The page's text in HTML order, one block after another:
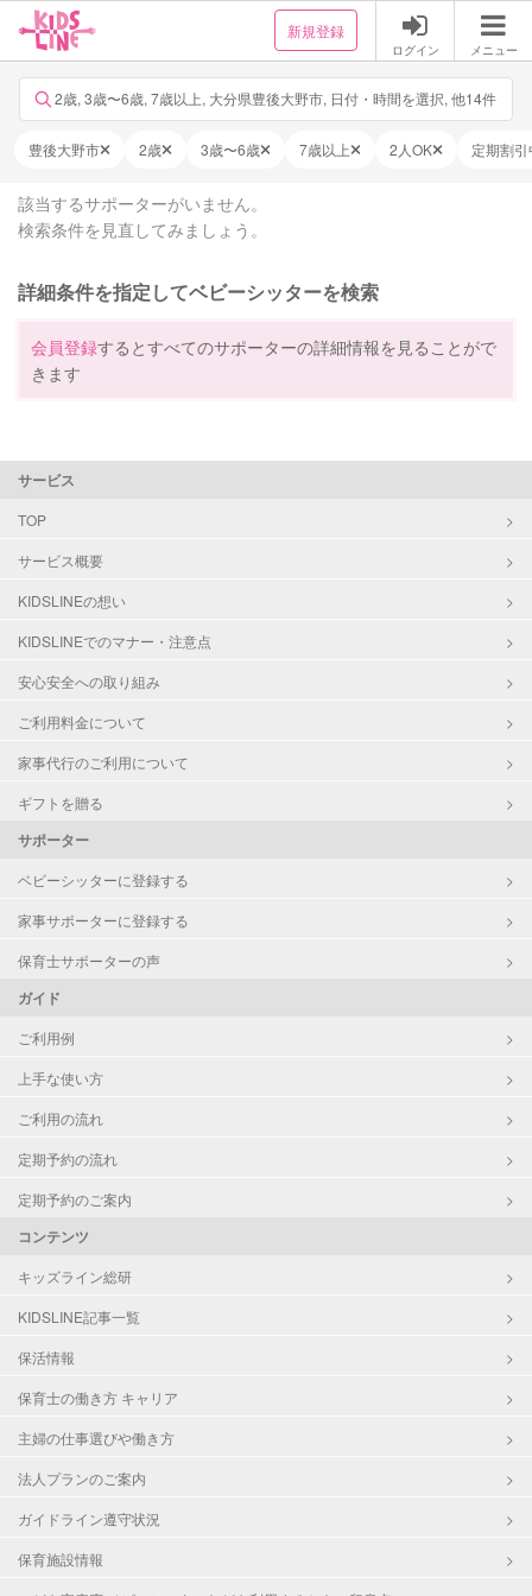
新規登録
ログイン メニュー
2歳, 3歳〜6歳, 7歳以上, 大分県豊後大野市, 日付・時間を選択, 他14件
豊後大野市 2歳 3歳〜6歳 7歳以上 2人OK 定期割引
該当するサポーターがいません。
検索条件を見直してみましょう。
詳細条件を指定してベビーシッターを検索
会員登録するとすべてのサポーターの詳細情報を見ることがで
きます
サービス
TOP
サービス概要
KIDSLINEの想い
KIDSLINEでのマナー・注意点
安心安全への取り組み
ご利用料金について
家事代行のご利用について
ギフトを贈る
サポーター
ベビーシッターに登録する
家事サポーターに登録する
保育士サポーターの声
ガイド
ご利用例
上手な使い方
ご利用の流れ
定期予約の流れ
定期予約のご案内
コンテンツ
キッズライン総研
KIDSLINE記事一覧
保活情報
保育士の働き方 キャリア
主婦の仕事選びや働き方
法人プランのご案内
ガイドライン遵守状況
保育施設情報